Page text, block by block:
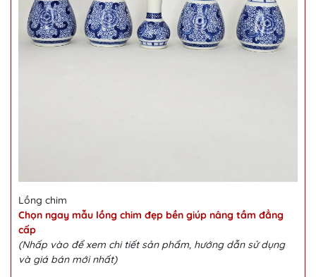
Lồng chim
Chọn ngay mẫu lồng chim đẹp bền giúp nâng tầm đẳng
cấp
(Nhấp vào để xem chi tiết sản phẩm, hướng dẫn sử dụng
và giá bán mới nhất)